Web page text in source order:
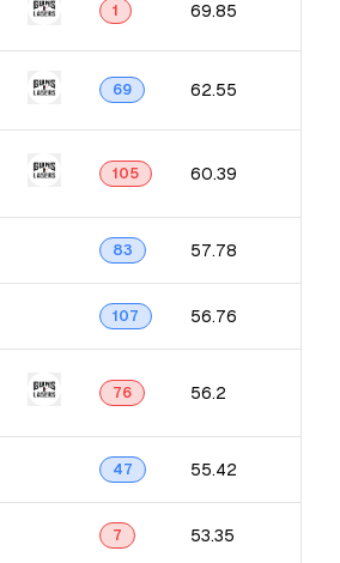
1 69.85
69 62.55
105 60.39
83 57.78
107 56.76
76 56.2
47 55.42
7 53.35